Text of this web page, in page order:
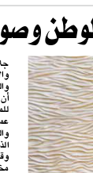
والاســـتقرار وترسيخ قيم المواطنة
والمسؤولية  الوطنية.  وأشاروا  إلى
للمواطنين ومؤسسات الدولة تجسد
والشـــعب، وتعكس الوعي الوطني
الذي يتميز بـــه المجتمع البحريني
وقدرته على التكاتـــف في مواجهة
مختلف التحديات.